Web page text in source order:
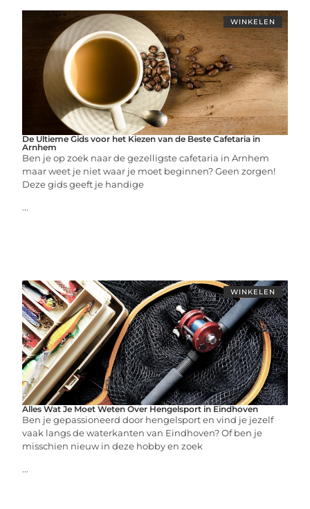
WINKELEN
De Ultieme Gids voor het Kiezen van de Beste Cafetaria in
Arnhem
Ben je op zoek naar de gezelligste cafetaria in Arnhem
maar weet je niet waar je moet beginnen? Geen zorgen!
Deze gids geeft je handige
...
WINKELEN
Alles Wat Je Moet Weten Over Hengelsport in Eindhoven
Ben je gepassioneerd door hengelsport en vind je jezelf
vaak langs de waterkanten van Eindhoven? Of ben je
misschien nieuw in deze hobby en zoek
...